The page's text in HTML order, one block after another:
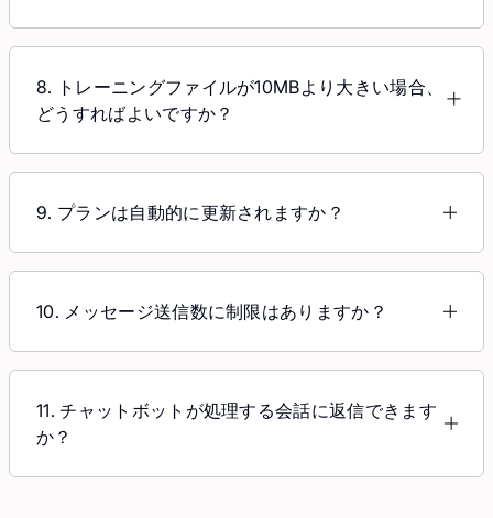
各チャットボットには固有のウェブサイトアドレス
ドを使用してウェブサイトにチャットボットを埋め
込むか、ウェブサイトからチャットボットに直接リ
8. トレーニングファイルが10MBより大きい場合、
どうすればよいですか？
ファイルが10MBを超える場合は、正しいサイズの
は、複数のデータファイルを同時にシステムにアッ
9. プランは自動的に更新されますか？
プランに登録すると、Easy AIはお支払い情報を保
レジットカードに十分な残高がある場合）。プラン
10. メッセージ送信数に制限はありますか？
はい、各プランの内容によって異なりますので、メ
ください。制限に達した場合は、追加のメッセージ
を購入することもできます。
11. チャットボットが処理する会話に返信できます
か？
はい。チャットボットは、LiveChat統合を使用する